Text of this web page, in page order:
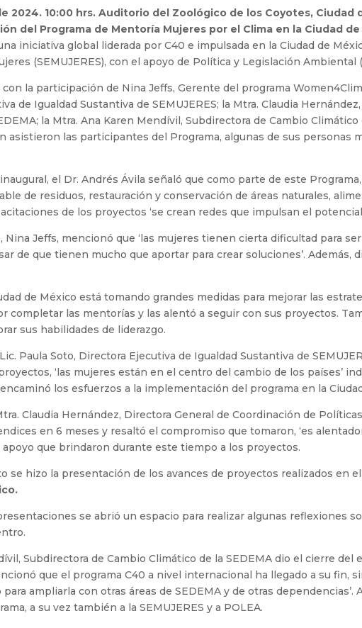
2024. 10:00 hrs. Auditorio del Zoológico de los Coyotes, Ciudad
del Programa de Mentoría Mujeres por el Clima en la Ciudad
iniciativa global liderada por C40 e impulsada en la Ciudad de
(SEMUJERES), con el apoyo de Política y Legislación Ambiental
la participación de Nina Jeffs, Gerente del programa
de Igualdad Sustantiva de SEMUJERES; la Mtra. Claudia
la Mtra. Ana Karen Mendívil, Subdirectora de Cambio
asistieron las participantes del Programa, algunas de sus personas
el Dr. Andrés Ávila señaló que como parte de este
de residuos, restauración y conservación de áreas naturales,
de los proyectos ‘se crean redes que impulsan el potencial
Jeffs, mencionó que ‘las mujeres tienen cierta dificultad para
de que tienen mucho que aportar para crear soluciones’.
de México está tomando grandes medidas para mejorar las
completar las mentorías y las alentó a seguir con sus proyectos.
sus habilidades de liderazgo.
Paula Soto, Directora Ejecutiva de Igualdad Sustantiva de
‘las mujeres están en el centro del cambio de los países’
los esfuerzos a la implementación del programa en la
Claudia Hernández, Directora General de Coordinación de
en 6 meses y resaltó el compromiso que tomaron, ‘es
que brindaron durante este tiempo a los proyectos.
se hizo la presentación de los avances de proyectos realizados en
se abrió un espacio para realizar algunas reflexiones
Subdirectora de Cambio Climático de la SEDEMA dio el cierre
que el programa C40 a nivel internacional ha llegado a su
para ampliarla con otras áreas de SEDEMA y de otras
a su vez también a la SEMUJERES y a POLEA.